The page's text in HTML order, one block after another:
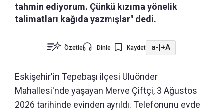
tahmin ediyorum. Çünkü kızıma yönelik
talimatları kağıda yazmışlar" dedi.
Özetle Dinle Kaydet a-|+A
Eskişehir'in Tepebaşı ilçesi Uluönder
Mahallesi'nde yaşayan Merve Çiftçi, 3 Ağustos
2026 tarihinde evinden ayrıldı. Telefonunu evde